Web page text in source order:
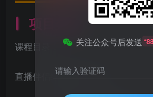
项目介绍
课程目录：
直播伴侣绿幕教程.mp4
关注公众号后发送
请输入验证码